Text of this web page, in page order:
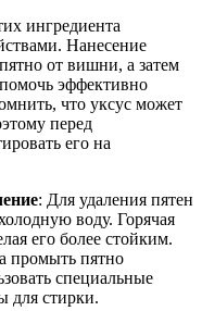
ингредиента
Нанесение
от вишни, а затем
эффективно
что уксус может
перед
его на
: Для удаления пятен
воду. Горячая
его более стойким.
промыть пятно
специальные
для стирки.